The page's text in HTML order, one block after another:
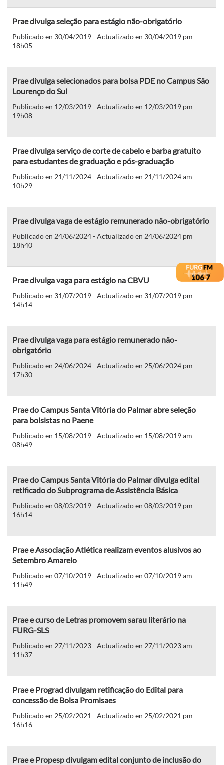
Prae divulga seleção para estágio não-obrigatório
Publicado en 30/04/2019 - Actualizado en 30/04/2019 pm
18h05
Prae divulga selecionados para bolsa PDE no Campus São
Lourenço do Sul
Publicado en 12/03/2019 - Actualizado en 12/03/2019 pm
19h08
Prae divulga serviço de corte de cabelo e barba gratuito
para estudantes de graduação e pós-graduação
Publicado en 21/11/2024 - Actualizado en 21/11/2024 am
10h29
Prae divulga vaga de estágio remunerado não-obrigatório
Publicado en 24/06/2024 - Actualizado en 24/06/2024 pm
18h40
Prae divulga vaga para estágio na CBVU
Publicado en 31/07/2019 - Actualizado en 31/07/2019 pm
14h14
Prae divulga vaga para estágio remunerado não-
obrigatório
Publicado en 24/06/2024 - Actualizado en 25/06/2024 pm
17h30
Prae do Campus Santa Vitória do Palmar abre seleção
para bolsistas no Paene
Publicado en 15/08/2019 - Actualizado en 15/08/2019 am
08h49
Prae do Campus Santa Vitória do Palmar divulga edital
retificado do Subprograma de Assistência Básica
Publicado en 08/03/2019 - Actualizado en 08/03/2019 pm
16h14
Prae e Associação Atlética realizam eventos alusivos ao
Setembro Amarelo
Publicado en 07/10/2019 - Actualizado en 07/10/2019 am
11h49
Prae e curso de Letras promovem sarau literário na
FURG-SLS
Publicado en 27/11/2023 - Actualizado en 27/11/2023 am
11h37
Prae e Prograd divulgam retificação do Edital para
concessão de Bolsa Promisaes
Publicado en 25/02/2021 - Actualizado en 25/02/2021 pm
16h16
Prae e Propesp divulgam edital conjunto de inclusão do